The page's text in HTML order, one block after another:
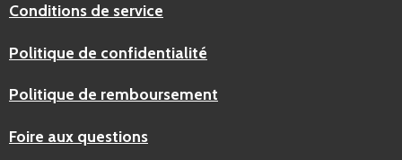
Conditions de service
Politique de confidentialité
Politique de remboursement
Foire aux questions